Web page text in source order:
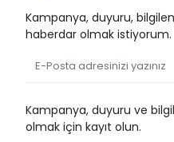
Kampanya, duyuru,
haberdar olmak istiyorum.
Kampanya, duyuru ve
olmak için kayıt olun.